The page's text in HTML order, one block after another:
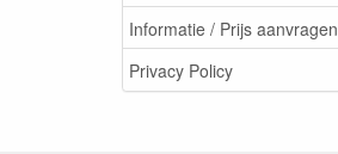
Informatie / Prijs aanvragen
Privacy Policy